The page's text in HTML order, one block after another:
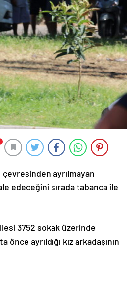
çevresinden ayrılmayan
edeceğini sırada tabanca ile
3752 sokak üzerinde
ayrıldığı kız arkadaşının